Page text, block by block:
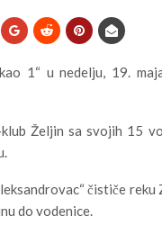
1“ u nedelju, 19.
Željin sa svojih 15
čističe
do vodenice.